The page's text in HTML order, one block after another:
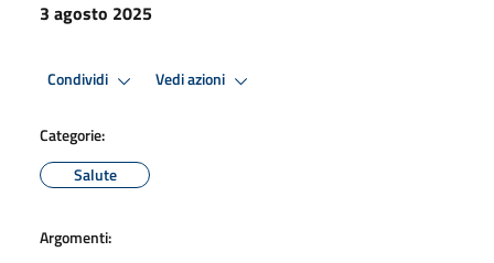
3 agosto 2025
Condividi Vedi azioni
Categorie:
Salute
Argomenti: